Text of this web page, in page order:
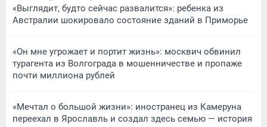
«Выглядит, будто сейчас развалится»: ребенка из
Австралии шокировало состояние зданий в Приморье
«Он мне угрожает и портит жизнь»: москвич обвинил
турагента из Волгограда в мошенничестве и пропаже
почти миллиона рублей
«Мечтал о большой жизни»: иностранец из Камеруна
переехал в Ярославль и создал здесь семью — история